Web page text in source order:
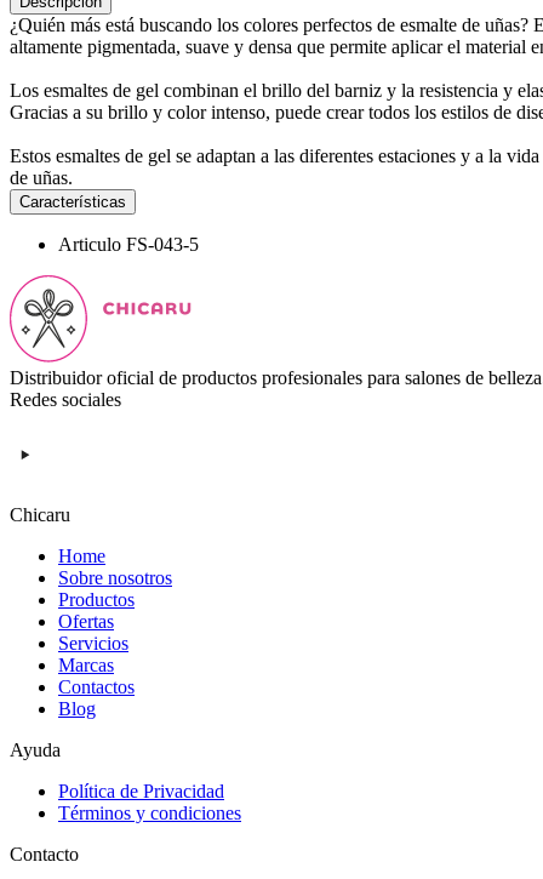
¿Quién más está buscando los colores perfectos de esmalte de
altamente pigmentada, suave y densa que permite aplicar el material
Los esmaltes de gel combinan el brillo del barniz y la resistencia y
Gracias a su brillo y color intenso, puede crear todos los estilos de
Estos esmaltes de gel se adaptan a las diferentes estaciones y a la
de uñas.
Características
Articulo FS-043-5
Distribuidor oficial de productos profesionales para salones de
Redes sociales
Chicaru
Home
Sobre nosotros
Productos
Ofertas
Servicios
Marcas
Contactos
Blog
Ayuda
Política de Privacidad
Términos y condiciones
Contacto